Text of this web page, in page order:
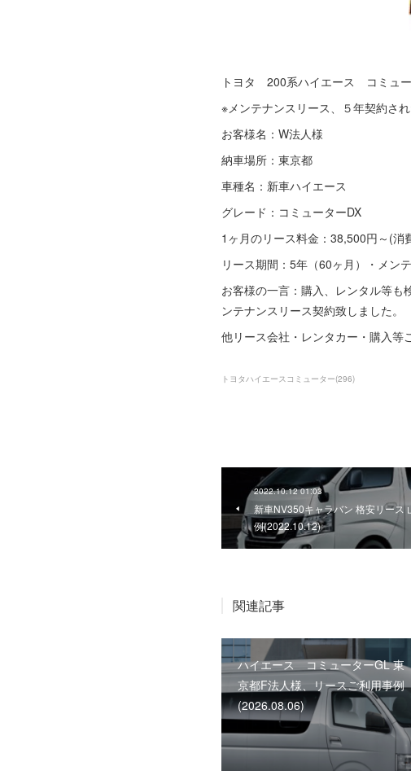
トヨタ 200系ハイエース コミュ
※メンテナンスリース、５年契約さ
お客様名：W法人様
納車場所：東京都
車種名：新車ハイエース
グレード：コミューターDX
1ヶ月のリース料金：38,500円～(消
リース期間：5年（60ヶ月）・メン
お客様の一言：購入、レンタル等も
ンテナンスリース契約致しました。
他リース会社・レンタカー・購入等
トヨタハイエースコミューター(296)
2022.10.12 01:03
新車NV350キャラバン 格安リース
例(2022.10.12)
関連記事
ハイエース コミューターGL 東
京都F法人様、リースご利用事例
(2026.08.06)